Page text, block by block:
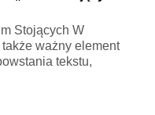
Stojących W
ważny element
tekstu,